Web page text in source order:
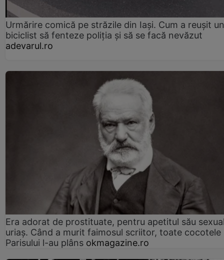
Urmărire comică pe străzile din Iași. Cum a reușit un
biciclist să fenteze poliția și să se facă nevăzut
adevarul.ro
Era adorat de prostituate, pentru apetitul său
uriaș. Când a murit faimosul scriitor, toate cocotele
Parisului l-au plâns okmagazine.ro